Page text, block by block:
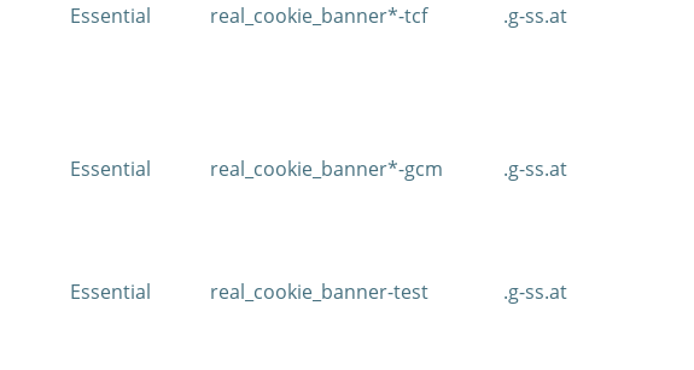
Essential real_cookie_banner*-tcf .g-ss.at
Essential real_cookie_banner*-gcm .g-ss.at
Essential real_cookie_banner-test .g-ss.at